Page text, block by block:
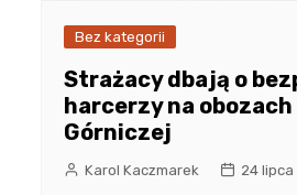
Bez kategorii
Strażacy dbają o
harcerzy na
Górniczej
Karol Kaczmarek 24